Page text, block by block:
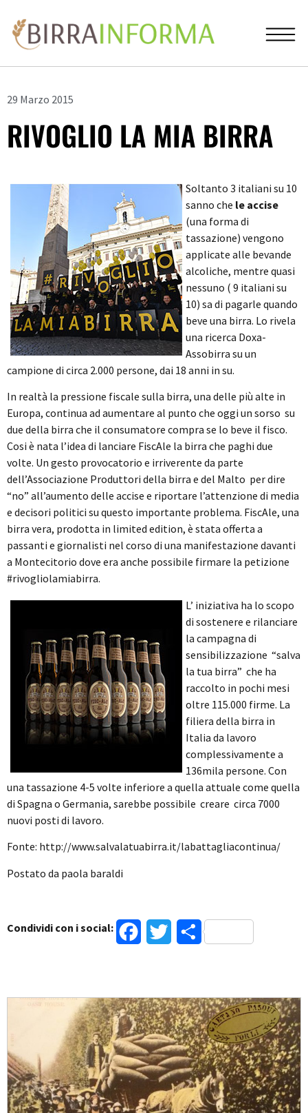
29 Marzo 2015
RIVOGLIO LA MIA BIRRA
Soltanto 3 italiani su 10
sanno che le accise
(una forma di
tassazione) vengono
applicate alle bevande
alcoliche, mentre quasi
nessuno ( 9 italiani su
10) sa di pagarle quando
beve una birra. Lo rivela
una ricerca Doxa-
Assobirra su un
campione di circa 2.000 persone, dai 18 anni in su.
In realtà la pressione fiscale sulla birra, una delle più alte in
Europa, continua ad aumentare al punto che oggi un sorso su
due della birra che il consumatore compra se lo beve il fisco.
Cosi è nata l’idea di lanciare FiscAle la birra che paghi due
volte. Un gesto provocatorio e irriverente da parte
dell’Associazione Produttori della birra e del Malto per dire
“no” all’aumento delle accise e riportare l’attenzione di media
e decisori politici su questo importante problema. FiscAle, una
birra vera, prodotta in limited edition, è stata offerta a
passanti e giornalisti nel corso di una manifestazione davanti
a Montecitorio dove era anche possibile firmare la petizione
#rivogliolamiabirra.
L’ iniziativa ha lo scopo
di sostenere e rilanciare
la campagna di
sensibilizzazione “salva
la tua birra” che ha
raccolto in pochi mesi
oltre 115.000 firme. La
filiera della birra in
Italia da lavoro
complessivamente a
136mila persone. Con
una tassazione 4-5 volte inferiore a quella attuale come quella
di Spagna o Germania, sarebbe possibile creare circa 7000
nuovi posti di lavoro.
Fonte: http://www.salvalatuabirra.it/labattagliacontinua/
Postato da paola baraldi
Condividi con i social: FacebookTwitterCondividi